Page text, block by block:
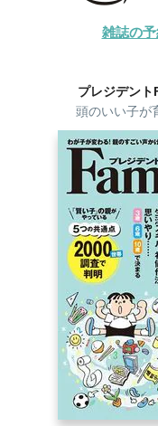
雑誌の
プレジデン
頭のいい子が